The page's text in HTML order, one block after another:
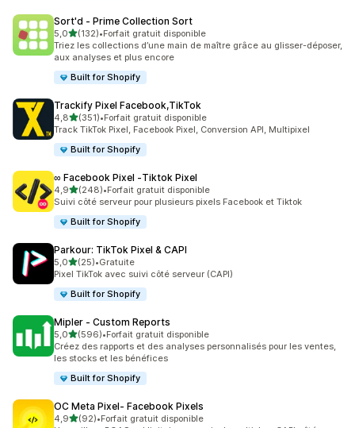
Sort'd ‑ Prime Collection Sort
5,0étoile(s) sur 5
(132)
132 avis au total
•Forfait gratuit disponible
Triez les collections d’une main de maître grâce au glisser-déposer,
aux analyses et plus encore
Built for Shopify
Trackify Pixel Facebook,TikTok
4,8étoile(s) sur 5
(351)
351 avis au total
•Forfait gratuit disponible
Track TikTok Pixel, Facebook Pixel, Conversion API, Multipixel
Built for Shopify
∞ Facebook Pixel ‑Tiktok Pixel
4,9étoile(s) sur 5
(248)
248 avis au total
•Forfait gratuit disponible
Suivi côté serveur pour plusieurs pixels Facebook et Tiktok
Built for Shopify
Parkour: TikTok Pixel & CAPI
5,0étoile(s) sur 5
(25)
25 avis au total
•Gratuite
Pixel TikTok avec suivi côté serveur (CAPI)
Built for Shopify
Mipler ‑ Custom Reports
5,0étoile(s) sur 5
(596)
596 avis au total
•Forfait gratuit disponible
Créez des rapports et des analyses personnalisés pour les ventes,
les stocks et les bénéfices
Built for Shopify
OC Meta Pixel‑ Facebook Pixels
4,9étoile(s) sur 5
(92)
92 avis au total
•Forfait gratuit disponible